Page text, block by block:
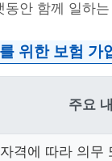
동안 함께 일하
위한 보험 가
주요
격에 따라 의무